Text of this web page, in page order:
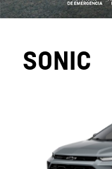
SONIC